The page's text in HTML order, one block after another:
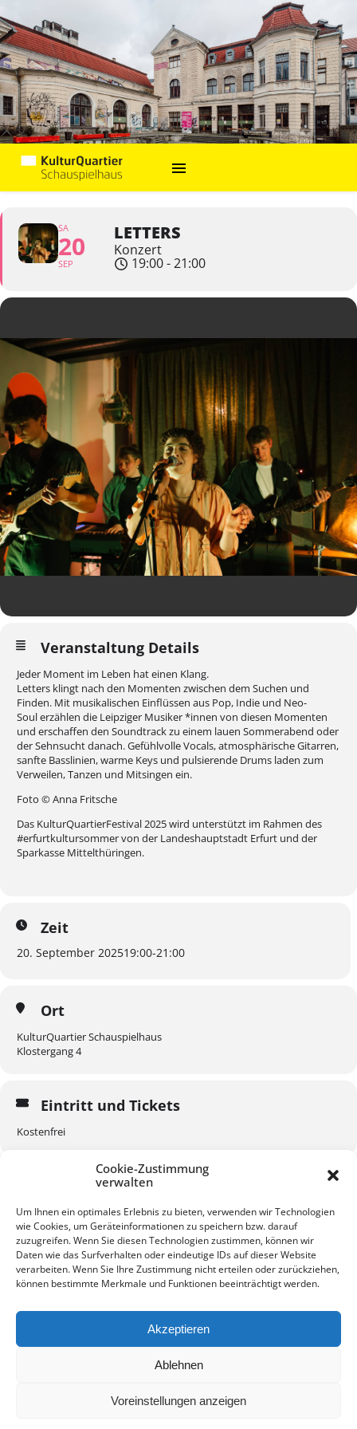
Cookie-Zustimmung
verwalten
Um Ihnen ein optimales Erlebnis zu bieten, verwenden wir Technologien
wie Cookies, um Geräteinformationen zu speichern bzw. darauf
zuzugreifen. Wenn Sie diesen Technologien zustimmen, können wir
Daten wie das Surfverhalten oder eindeutige IDs auf dieser Website
verarbeiten. Wenn Sie Ihre Zustimmung nicht erteilen oder zurückziehen,
können bestimmte Merkmale und Funktionen beeinträchtigt werden.
Akzeptieren
Ablehnen
Voreinstellungen anzeigen
SA
20
SEP
LETTERS
Konzert
19:00 - 21:00
Veranstaltung Details
Jeder Moment im Leben hat einen Klang.
Letters klingt nach den Momenten zwischen dem Suchen und
Finden. Mit musikalischen Einflüssen aus Pop, Indie und Neo-
Soul erzählen die Leipziger Musiker *innen von diesen Momenten
und erschaffen den Soundtrack zu einem lauen Sommerabend oder
der Sehnsucht danach. Gefühlvolle Vocals, atmosphärische Gitarren,
sanfte Basslinien, warme Keys und pulsierende Drums laden zum
Verweilen, Tanzen und Mitsingen ein.
Foto © Anna Fritsche
Das KulturQuartierFestival 2025 wird unterstützt im Rahmen des
#erfurtkultursommer von der Landeshauptstadt Erfurt und der
Sparkasse Mittelthüringen.
Zeit
20. September 202519:00-21:00
Ort
KulturQuartier Schauspielhaus
Klostergang 4
Eintritt und Tickets
Kostenfrei
KALENDER GOOGLEKALENDER
Impressum Datenschutz